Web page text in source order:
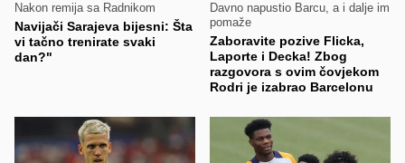
Nakon remija sa Radnikom
Navijači Sarajeva bijesni: Šta
vi tačno trenirate svaki
dan?"
Davno napustio Barcu, a i dalje im
pomaže
Zaboravite pozive Flicka,
Laporte i Decka! Zbog
razgovora s ovim čovjekom
Rodri je izabrao Barcelonu